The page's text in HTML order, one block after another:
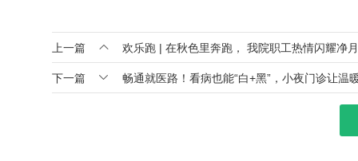
上一篇  欢乐跑​ | 在秋色里奔跑， 我院职工热情闪耀净
下一篇  畅通就医路！看病也能“白+黑”，小夜门诊让温